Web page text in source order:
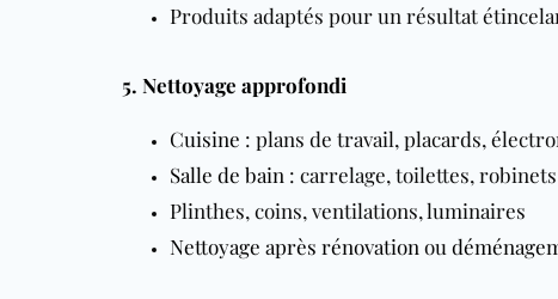
Produits adaptés pour un résultat
5. Nettoyage approfondi
Cuisine : plans de travail, placards,
Salle de bain : carrelage, toilettes, robinets
Plinthes, coins, ventilations, luminaires
Nettoyage après rénovation ou